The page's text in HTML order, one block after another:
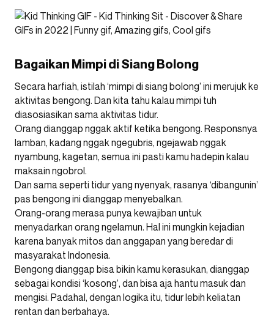
Bagaikan Mimpi di Siang Bolong
Secara harfiah, istilah ‘mimpi di siang bolong’ ini merujuk ke
aktivitas bengong. Dan kita tahu kalau mimpi tuh
diasosiasikan sama aktivitas tidur.
Orang dianggap nggak aktif ketika bengong. Responsnya
lamban, kadang nggak ngegubris, ngejawab nggak
nyambung, kagetan, semua ini pasti kamu hadepin kalau
maksain ngobrol.
Dan sama seperti tidur yang nyenyak, rasanya ‘dibangunin’
pas bengong ini dianggap menyebalkan.
Orang-orang merasa punya kewajiban untuk
menyadarkan orang ngelamun. Hal ini mungkin kejadian
karena banyak mitos dan anggapan yang beredar di
masyarakat Indonesia.
Bengong dianggap bisa bikin kamu kerasukan, dianggap
sebagai kondisi ‘kosong’, dan bisa aja hantu masuk dan
mengisi. Padahal, dengan logika itu, tidur lebih keliatan
rentan dan berbahaya.